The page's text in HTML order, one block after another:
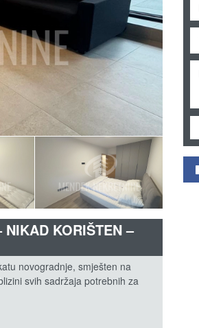
NIKAD KORIŠTEN –
novogradnje, smješten na
svih sadržaja potrebnih za